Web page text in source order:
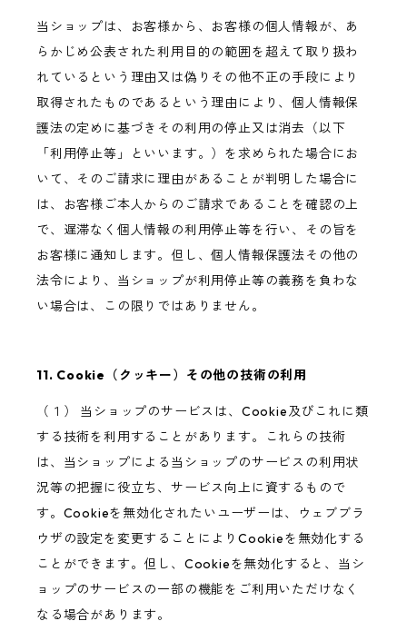
当ショップは、お客様から、お客様の個人情報が、あ
らかじめ公表された利用目的の範囲を超えて取り扱わ
れているという理由又は偽りその他不正の手段により
取得されたものであるという理由により、個人情報保
護法の定めに基づきその利用の停止又は消去（以下
「利用停止等」といいます。）を求められた場合にお
いて、そのご請求に理由があることが判明した場合に
は、お客様ご本人からのご請求であることを確認の上
で、遅滞なく個人情報の利用停止等を行い、その旨を
お客様に通知します。但し、個人情報保護法その他の
法令により、当ショップが利用停止等の義務を負わな
い場合は、この限りではありません。
11. Cookie（クッキー）その他の技術の利用
（１） 当ショップのサービスは、Cookie及びこれに類
する技術を利用することがあります。これらの技術
は、当ショップによる当ショップのサービスの利用状
況等の把握に役立ち、サービス向上に資するもので
す。Cookieを無効化されたいユーザーは、ウェブブラ
ウザの設定を変更することによりCookieを無効化する
ことができます。但し、Cookieを無効化すると、当シ
ョップのサービスの一部の機能をご利用いただけなく
なる場合があります。